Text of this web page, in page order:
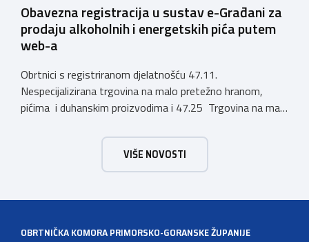
Obavezna registracija u sustav e-Građani za
prodaju alkoholnih i energetskih pića putem
web-a
Obrtnici s registriranom djelatnošću 47.11.
Nespecijalizirana trgovina na malo pretežno hranom,
pićima i duhanskim proizvodima i 47.25 Trgovina na malo
koja sadrže alkohol i energetska pića dužni su uskladiti
svoje poslovne procese i osigurati tehničko rješenje za
vjerodostojnu provjeru punoljetnosti kupca putem
VIŠE NOVOSTI
OBRTNIČKA KOMORA PRIMORSKO-GORANSKE ŽUPANIJE